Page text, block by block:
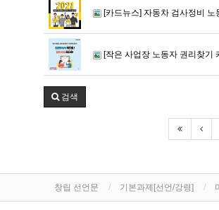
[카드뉴스] 자동차 검사정비 노
[작은 사업장 노동자 권리찾기
검색
창립 선언문 기본과제[선언/강령]